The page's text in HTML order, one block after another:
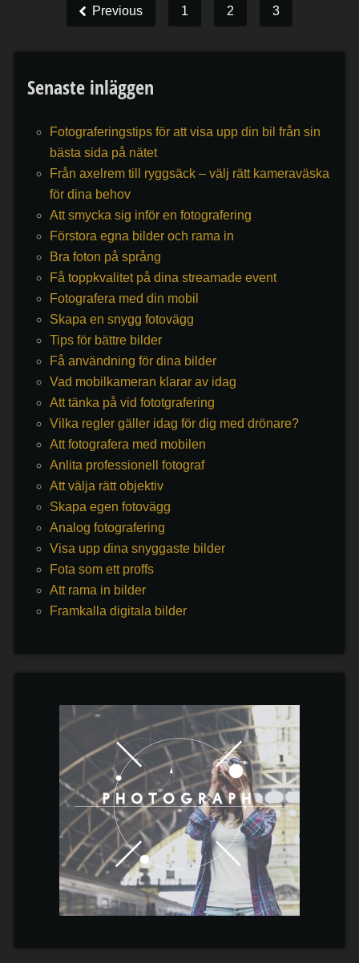
Previous 1 2 3
Senaste inläggen
Fotograferingstips för att visa upp din bil från sin
bästa sida på nätet
Från axelrem till ryggsäck – välj rätt kameraväska
för dina behov
Att smycka sig inför en fotografering
Förstora egna bilder och rama in
Bra foton på språng
Få toppkvalitet på dina streamade event
Fotografera med din mobil
Skapa en snygg fotovägg
Tips för bättre bilder
Få användning för dina bilder
Vad mobilkameran klarar av idag
Att tänka på vid fototgrafering
Vilka regler gäller idag för dig med drönare?
Att fotografera med mobilen
Anlita professionell fotograf
Att välja rätt objektiv
Skapa egen fotovägg
Analog fotografering
Visa upp dina snyggaste bilder
Fota som ett proffs
Att rama in bilder
Framkalla digitala bilder